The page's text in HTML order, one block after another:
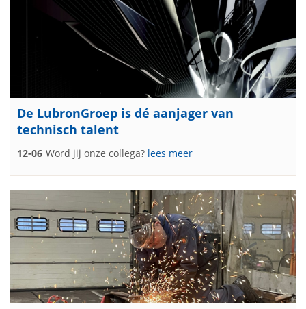
De LubronGroep is dé aanjager van
technisch talent
12-06 Word jij onze collega? lees meer